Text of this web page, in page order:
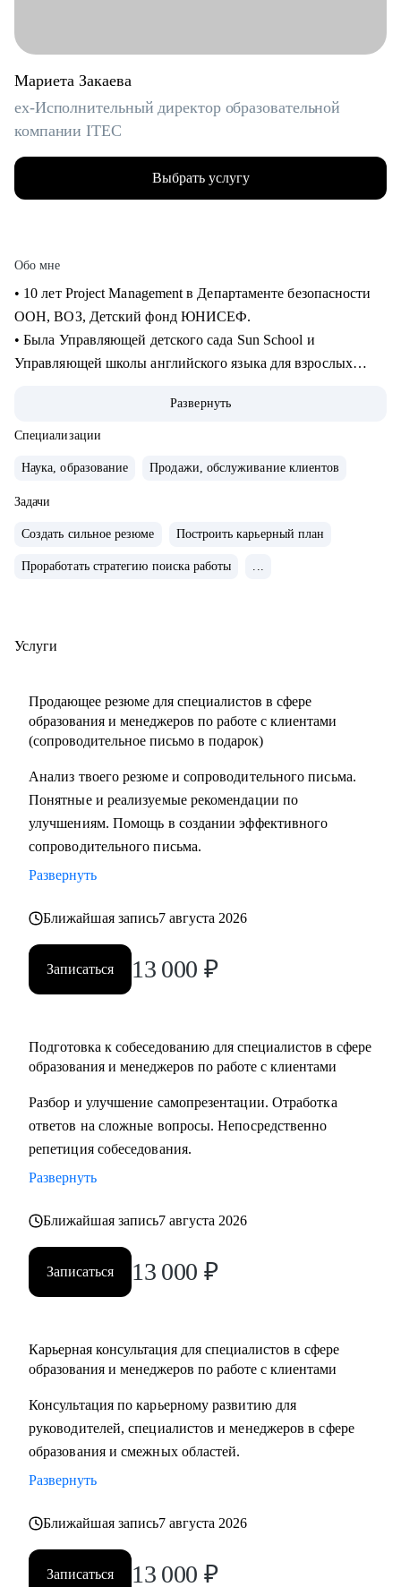
Мариета Закаева
ex-Исполнительный директор образовательной
компании ITEC
Выбрать услугу
Обо мне
• 10 лет Project Management в Департаменте безопасности
ООН, ВОЗ, Детский фонд ЮНИСЕФ.
• Была Управляющей детского сада Sun School и
Управляющей школы английского языка для взрослых
• Закончила школу в Вашингтоне, США, высшее
лингвистическое образование в ЧГУ, РФ.
психолога и коуча.
• Создала два собственных бизнес-проекта с 0, вывела в
"+" и продала как готовый успешный бизнес (студия
• 10 лет управляла бизнесом в образовательной сфере
• Эксперт в области ведения бизнеса в образовательной
• Наняла и адаптировала 100+ сотрудников.
• Карьерное консультирование, рекомендации по
составлению резюме, подготовка к интервью и помощь в
старте/продвижении в карьере в образовании и смежных
областях.
• Менторство для Senior-менеджеров.
• Сформулировать карьерную цель и разработать план для
ее достижения.
Кому могу помочь:
• Менеджерам по продажам и по работе с клиентами.
• Новичкам, кто только начинает свой путь.
• Опытным специалистам, которые хотят сделать шаг
вперед в своей карьере.
Развернуть
Специализации
Наука, образование Продажи, обслуживание клиентов
Задачи
Создать сильное резюме Построить карьерный план
Проработать стратегию поиска работы ...
Услуги
Продающее резюме для специалистов в сфере
образования и менеджеров по работе с клиентами
(сопроводительное письмо в подарок)
Анализ твоего резюме и сопроводительного письма.
Понятные и реализуемые рекомендации по
улучшениям. Помощь в создании эффективного
сопроводительного письма.
Развернуть
Ближайшая запись7 августа 2026
Записаться 13 000 ₽
Подготовка к собеседованию для специалистов в сфере
образования и менеджеров по работе с клиентами
Разбор и улучшение самопрезентации. Отработка
ответов на сложные вопросы. Непосредственно
репетиция собеседования.
Развернуть
Ближайшая запись7 августа 2026
Записаться 13 000 ₽
Карьерная консультация для специалистов в сфере
образования и менеджеров по работе с клиентами
Консультация по карьерному развитию для
руководителей, специалистов и менеджеров в сфере
образования и смежных областей.
Развернуть
Ближайшая запись7 августа 2026
Записаться 13 000 ₽